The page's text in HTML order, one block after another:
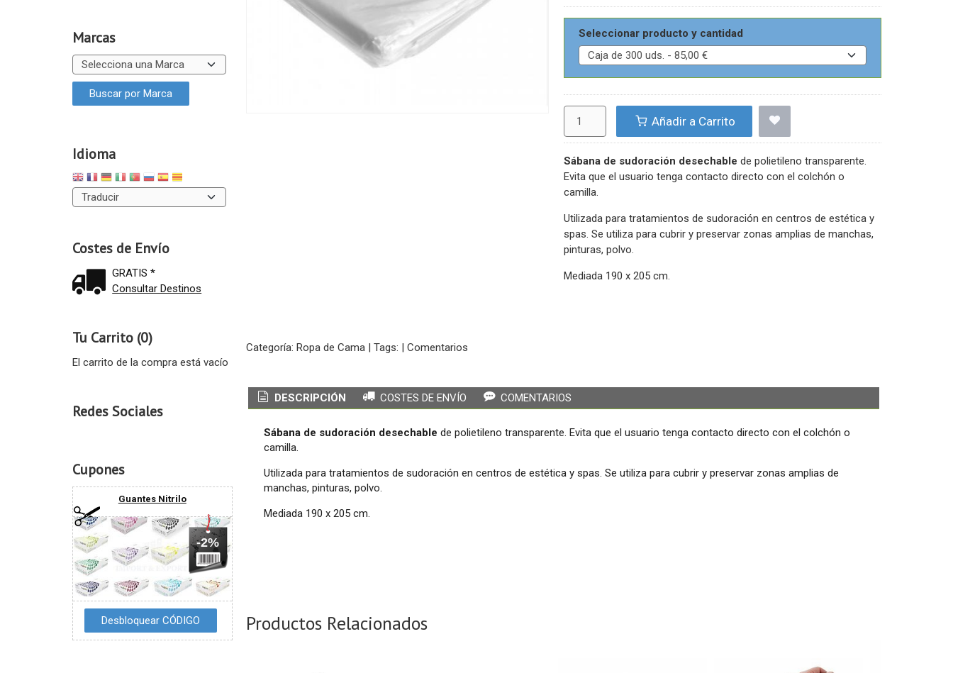
Marcas
Idioma
Costes de Envío
GRATIS *
Consultar Destinos
Tu Carrito (0)
El carrito de la compra está vacío
Redes Sociales
Cupones
Guantes Nitrilo
-2%
Seleccionar producto y cantidad
Añadir a Carrito
Sábana de sudoración desechable de polietileno transparente.
Evita que el usuario tenga contacto directo con el colchón o
camilla.
Utilizada para tratamientos de sudoración en centros de estética y
spas. Se utiliza para cubrir y preservar zonas amplias de manchas,
pinturas, polvo.
Mediada 190 x 205 cm.
Categoría: Ropa de Cama| Tags: | Comentarios
DESCRIPCIÓN COSTES DE ENVÍO COMENTARIOS
Sábana de sudoración desechable de polietileno transparente. Evita que el usuario tenga contacto directo con el colchón o
camilla.
Utilizada para tratamientos de sudoración en centros de estética y spas. Se utiliza para cubrir y preservar zonas amplias de
manchas, pinturas, polvo.
Mediada 190 x 205 cm.
Productos Relacionados